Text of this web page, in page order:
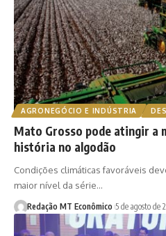
AGRONEGÓCIO E INDÚSTRIA
Mato Grosso pode atingir a
história no algodão
Condições climáticas favoráveis
maior nível da série…
Redação MT Econômico 5 de agosto de